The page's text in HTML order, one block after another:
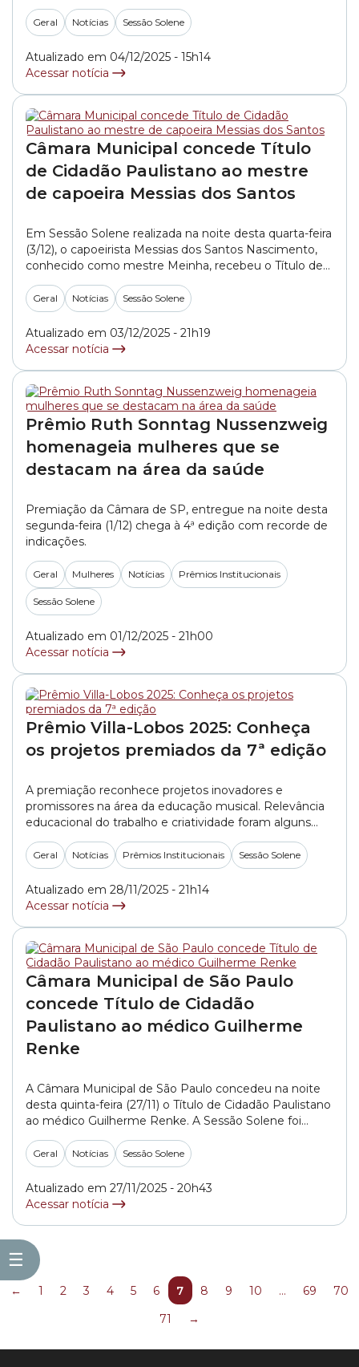
☰
Silmar Fernandes, presidente do TRE-SP (Tribunal
Regional Eleitoral de São Paulo), em uma Sessão
Solene realizada no Palácio Anchieta. A iniciativa foi da
Geral Notícias Sessão Solene
Atualizado em 04/12/2025 - 15h14
Acessar notícia
Câmara Municipal concede Título
de Cidadão Paulistano ao mestre
de capoeira Messias dos Santos
Em Sessão Solene realizada na noite desta quarta-feira
(3/12), o capoeirista Messias dos Santos Nascimento,
conhecido como mestre Meinha, recebeu o Título de
Cidadão Paulistano da Câmara Municipal de São Paulo.
A honraria, que reconhece os relevantes serviços
prestados à capital por pessoas nascidas em outros
municípios, foi proposta pela vereadora Luana Alves
(PSOL). “Ele... »
Geral Notícias Sessão Solene
Atualizado em 03/12/2025 - 21h19
Acessar notícia
Prêmio Ruth Sonntag Nussenzweig
homenageia mulheres que se
destacam na área da saúde
Premiação da Câmara de SP, entregue na noite desta
segunda-feira (1/12) chega à 4ª edição com recorde de
indicações.
Geral Mulheres Notícias Prêmios Institucionais
Sessão Solene
Atualizado em 01/12/2025 - 21h00
Acessar notícia
Prêmio Villa-Lobos 2025: Conheça
os projetos premiados da 7ª edição
A premiação reconhece projetos inovadores e
promissores na área da educação musical. Relevância
educacional do trabalho e criatividade foram alguns
critérios analisados.
Geral Notícias Prêmios Institucionais Sessão Solene
Atualizado em 28/11/2025 - 21h14
Acessar notícia
Câmara Municipal de São Paulo
concede Título de Cidadão
Paulistano ao médico Guilherme
Renke
A Câmara Municipal de São Paulo concedeu na noite
desta quinta-feira (27/11) o Título de Cidadão Paulistano
ao médico Guilherme Renke. A Sessão Solene foi
realizada no Plenário 1º de Maio. A honraria foi
oferecida pelo vereador Sansão Pereira
(REPUBLICANOS), que presidiu a cerimônia. “Um
professor de medicina, endocrinologista. Ele é um
Geral Notícias Sessão Solene
Atualizado em 27/11/2025 - 20h43
Acessar notícia
← 1 2 3 4 5 6 7 8 9 10 … 69
70
71
→